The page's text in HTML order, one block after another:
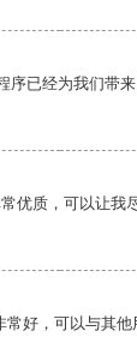
序已经为我们带
优质，可以让我
好，可以与其他